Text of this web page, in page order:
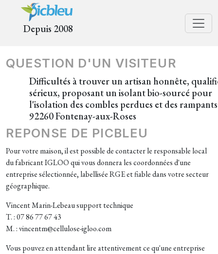
Depuis 2008
QUESTION D'UN VISITEUR
Difficultés à trouver un artisan honnête,
sérieux, proposant un isolant bio-sourcé pour
l'isolation des combles perdues et des
92260 Fontenay-aux-Roses
REPONSE DE PICBLEU
Pour votre maison, il est possible de contacter le responsable local
du fabricant IGLOO qui vous donnera les coordonnées d'une
entreprise sélectionnée, labellisée RGE et fiable dans votre secteur
géographique.
Vincent Marin-Lebeau support technique
T. : 07 86 77 67 43
M. : vincentm@cellulose-igloo.com
Vous pouvez en attendant lire attentivement ce qu'une entreprise